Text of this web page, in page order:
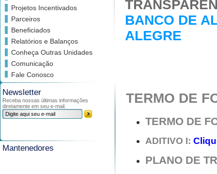
Projetos Incentivados
Parceiros
Beneficiados
Relatórios e Balanços
Conheça Outras Unidades
Comunicação
Fale Conosco
Newsletter
Receba nossas últimas informações
diretamente em seu e-mail.
Mantenedores
BANCO DE
ALEGRE
TERMO DE
TERMO DE
ADITIVO I:
PLANO DE